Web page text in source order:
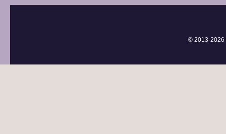
© 2013-2026